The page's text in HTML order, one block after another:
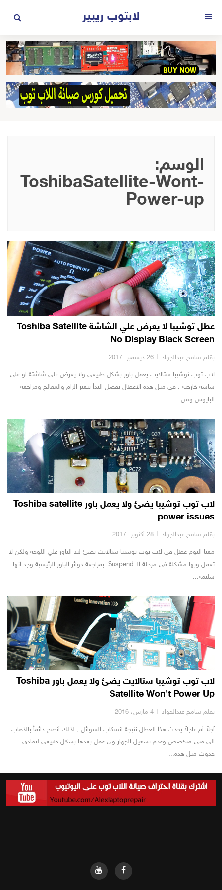
المحتوى
لابتوب ريبير
الوسم:
ToshibaSatellite-Wont-
Power-up
عطل توشيبا لا يعرض علي الشاشة Toshiba Satellite
No Display Black Screen
بقلم سامح عبدالجواد 26 ديسمبر، 2017
لاب توب توشيبا ستالايت يعمل باور بشكل طبيعي ولا يعرض علي شاشتة او علي
شاشة خارجية . فى مثل هذة الاعطال يفضل البدأ بتغير الرام والمعالج ومراجعة
البايوس ومن...
لاب توب توشيبا يضئ ولا يعمل باور Toshiba satellite
power issues
بقلم سامح عبدالجواد 28 أكتوبر، 2017
معنا اليوم عطل فى لاب توب توشيبا ستالايت يضئ ليد الباور علي اللوحة ولكن لا
تعمل وبها مشكلة فى مرحلة الـ Suspend بمراجعة دوائر الباور الرئيسية وجد انها
سليمة...
لاب توب توشيبا ستالايت يضئ ولا يعمل باور Toshiba
Satellite Won’t Power Up
بقلم سامح عبدالجواد 4 مارس، 2016
آجلاً أم عاجلاً يحدث هذا العطل نتيجة انسكاب السوائل , لذلك أنصح دائماً بالذهاب
الى فني متخصص وعدم تشغيل الجهاز وان عمل بعدها بشكل طبيعي لتفادي
حدوث مثل هذه...